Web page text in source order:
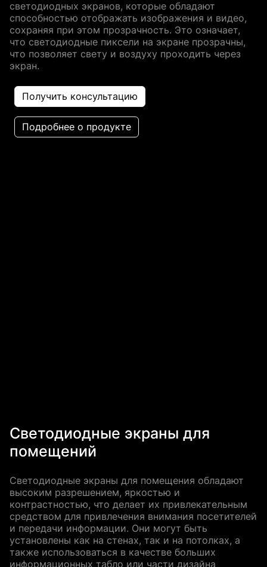
светодиодных экранов, которые обладают
способностью отображать изображения и видео,
сохраняя при этом прозрачность. Это означает,
что светодиодные пиксели на экране прозрачны,
что позволяет свету и воздуху проходить через
экран.
Получить консультацию
Подробнее о продукте
Светодиодные экраны для
помещений
Светодиодные экраны для помещения обладают
высоким разрешением, яркостью и
контрастностью, что делает их привлекательным
средством для привлечения внимания посетителей
и передачи информации. Они могут быть
установлены как на стенах, так и на потолках, а
также использоваться в качестве больших
информационных табло или части дизайна